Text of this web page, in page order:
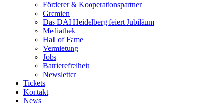
submenu
Förderer & Kooperationspartner
Gremien
Das DAI Heidelberg feiert Jubiläum
Mediathek
Hall of Fame
Vermietung
Jobs
Barrierefreiheit
Newsletter
Tickets
Kontakt
News